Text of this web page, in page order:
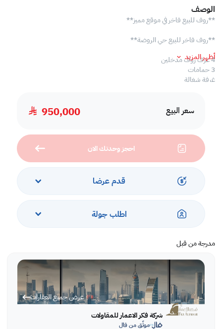
سعر البيع 950,000
احجز وحدتك الان
قدم عرضا
اطلب جولة
مدرجة من قبل
عرض جميع العقارات
شركة فكر الاعمار للمقاولات
موثّق من فال
الوصف
**روف للبيع فاخر في موقع مميز**
**روف فاخر للبيع حي الروضة**
4 غرف روف مدخلين
3 حمامات
غرفة شغالة
مطلوب 950 الف
**ترخيص رقم 7200744917**
**مميزات الشقة**
#دخول ذكي
#سمارت هوم
#مداخل مكيفة
#حارس مبنى
**مميزات الموقع**
#خلف بندة
#نافذ على قاسم زينة
#قريب من كل الخدمات الطبية و المدرسية و الحكومية
جدة حي ( الروضة )
أظهر المزيد